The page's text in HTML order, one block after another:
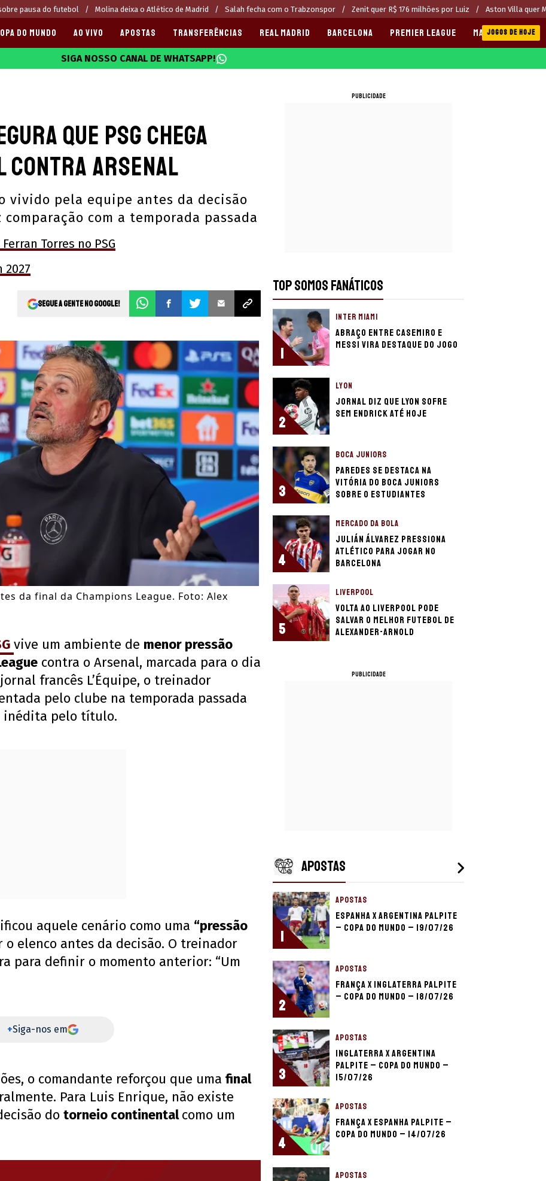
pausa do futebol Molina deixa o Atlético de Madrid Salah fecha com o Trabzonspor Zenit quer R$ 176 milhões por Luiz Aston Villa quer
DO MUNDO AO VIVO APOSTAS TRANSFERÊNCIAS REAL MADRID BARCELONA PREMIER LEAGUE MANCHESTER CITY
JOGOS DE HOJE
SIGA NOSSO CANAL DE WHATSAPP!
que PSG chega
contra Arsenal
vivido pela equipe antes da decisão
com a temporada passada
Torres no PSG
2027
Segue a gente no Google!
da final da Champions League. Foto: Alex
vive um ambiente de menor pressão
contra o Arsenal, marcada para o dia
francês L’Équipe, o treinador
pelo clube na temporada passada
inédita pelo título.
aquele cenário como uma “pressão
o elenco antes da decisão. O treinador
para definir o momento anterior: “Um
+Siga-nos em
o comandante reforçou que uma final
Para Luis Enrique, não existe
do torneio continentalcomo um
PUBLICIDADE
TOP SOMOS FANÁTICOS
1
INTER MIAMI
Abraço entre Casemiro e
Messi vira destaque do jogo
2
LYON
Jornal diz que Lyon sofre
sem Endrick até hoje
3
BOCA JUNIORS
Paredes se destaca na
vitória do Boca Juniors
sobre o Estudiantes
4
MERCADO DA BOLA
Julián Álvarez pressiona
Atlético para jogar no
Barcelona
5
LIVERPOOL
Volta ao Liverpool pode
salvar o melhor futebol de
Alexander-Arnold
PUBLICIDADE
APOSTAS
1
APOSTAS
Espanha x Argentina palpite
– Copa do Mundo – 19/07/26
2
APOSTAS
França x Inglaterra palpite
– Copa do Mundo – 18/07/26
3
APOSTAS
Inglaterra x Argentina
palpite – Copa do Mundo –
15/07/26
4
APOSTAS
França x Espanha palpite –
Copa do Mundo – 14/07/26
APOSTAS